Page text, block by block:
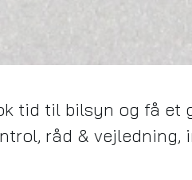
tid til bilsyn og få et
råd & vejledning,